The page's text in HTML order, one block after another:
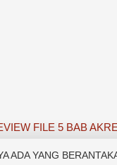
FILE 5 BAB
ADA YANG